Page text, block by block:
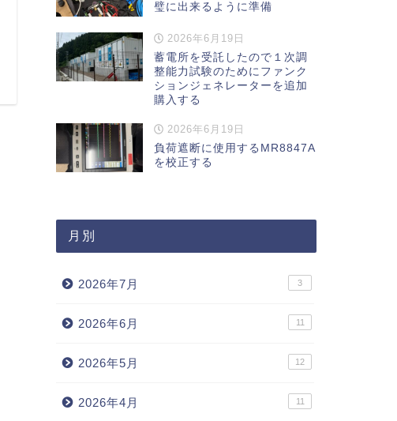
璧に出来るように準備
2026年6月19日
蓄電所を受託したので１次調
整能力試験のためにファンク
ションジェネレーターを追加
購入する
2026年6月19日
負荷遮断に使用するMR8847A
を校正する
月別
2026年7月 3
2026年6月 11
2026年5月 12
2026年4月 11